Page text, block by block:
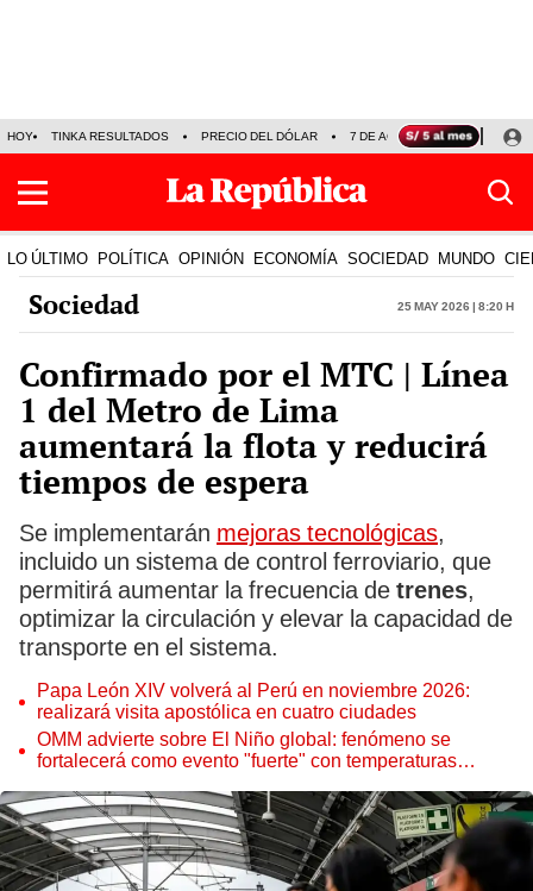
HOY TINKA RESULTADOS PRECIO DEL DÓLAR 7 DE AGOSTO OLLANTA
LO ÚLTIMO POLÍTICA OPINIÓN ECONOMÍA SOCIEDAD MUNDO
Sociedad 25 May 2026 | 8:20 h
Confirmado por el MTC | Línea
1 del Metro de Lima
aumentará la flota y reducirá
tiempos de espera
Se implementarán mejoras tecnológicas,
incluido un sistema de control ferroviario, que
permitirá aumentar la frecuencia de trenes,
optimizar la circulación y elevar la capacidad de
transporte en el sistema.
Papa León XIV volverá al Perú en noviembre 2026:
realizará visita apostólica en cuatro ciudades
OMM advierte sobre El Niño global: fenómeno se
fortalecerá como evento "fuerte" con temperaturas